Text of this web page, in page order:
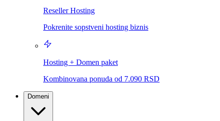
Reseller Hosting
Pokrenite sopstveni hosting biznis
Hosting + Domen paket
Kombinovana ponuda od 7.090 RSD
Domeni